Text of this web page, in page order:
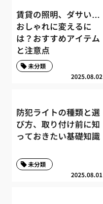
賃貸の照明、ダサい…
おしゃれに変えるに
は？おすすめアイテム
と注意点
2025.08.02
未分類
防犯ライトの種類と選
び方、取り付け前に知
っておきたい基礎知識
2025.08.01
未分類